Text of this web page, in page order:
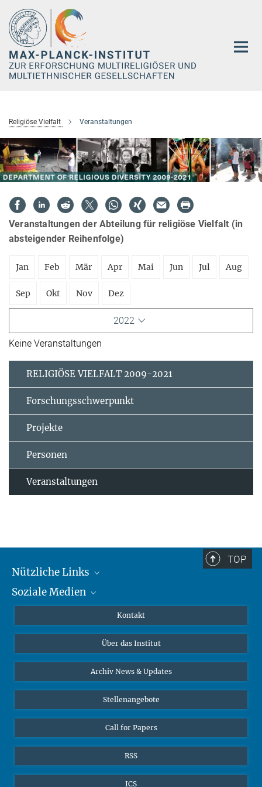
Hauptinhalt
Religiöse Vielfalt Veranstaltungen
Veranstaltungen der Abteilung für religiöse Vielfalt (in
absteigender Reihenfolge)
Jan Feb Mär Apr Mai Jun Jul Aug
Sep Okt Nov Dez
2022
Keine Veranstaltungen
RELIGIÖSE VIELFALT 2009-2021
Forschungsschwerpunkt
Projekte
Personen
Veranstaltungen
TOP
Nützliche Links
MMG Alumni Corner
Online-Vorträge
Interviews zum Thema "Diversity"
Soziale Medien
Bluesky
Kontakt
Über das Institut
Archiv News & Updates
Stellenangebote
Call for Papers
RSS
ICS